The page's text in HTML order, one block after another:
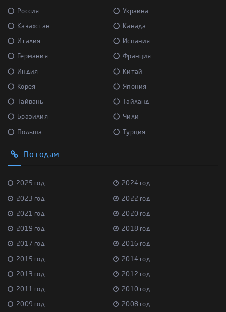
Россия Украина
Казахстан Канада
Италия Испания
Германия Франция
Индия Китай
Корея Япония
Тайвань Тайланд
Бразилия Чили
Польша Турция
По годам
2025 год 2024 год
2023 год 2022 год
2021 год 2020 год
2019 год 2018 год
2017 год 2016 год
2015 год 2014 год
2013 год 2012 год
2011 год 2010 год
2009 год 2008 год